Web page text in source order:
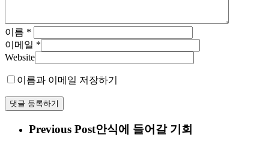
이름 *
이메일 *
Website
이름과 이메일 저장하기
Previous Post안식에 들어갈 기회